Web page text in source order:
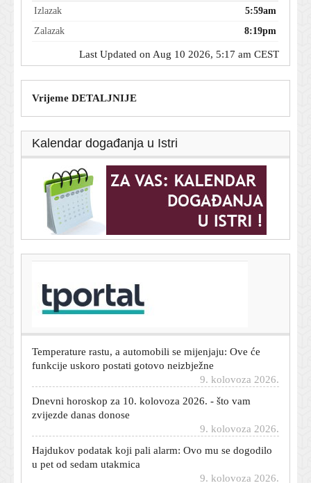
Izlazak
5:59am
Zalazak
8:19pm
Last Updated on Aug 10 2026, 5:17 am CEST
Vrijeme DETALJNIJE
Kalendar događanja u Istri
Dok drugi okreću leđa dizelu, BMW ima vijest koja će
oduševiti njegove ljubitelje
Temperature rastu, a automobili se mijenjaju: Ove će
funkcije uskoro postati gotovo neizbježne
9. kolovoza 2026.
Dnevni horoskop za 10. kolovoza 2026. - što vam
zvijezde danas donose
Hajdukov podatak koji pali alarm: Ovo mu se dogodilo
u pet od sedam utakmica